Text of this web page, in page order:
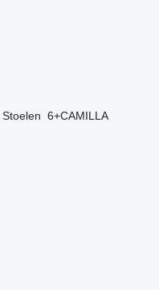
Stoelen 6+CAMILLA